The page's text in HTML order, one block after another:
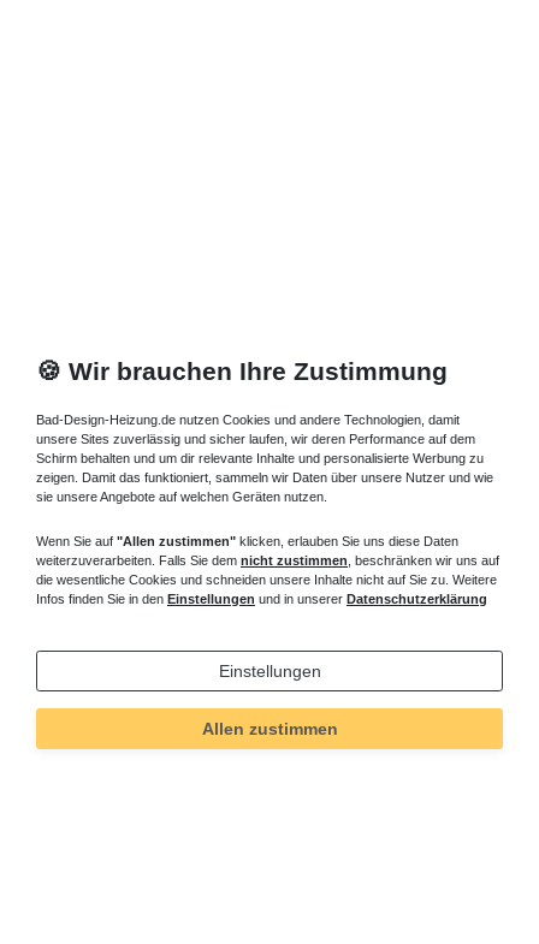
🍪 Wir brauchen Ihre Zustimmung
Bad-Design-Heizung.de nutzen Cookies und andere Technologien, damit
unsere Sites zuverlässig und sicher laufen, wir deren Performance auf dem
Schirm behalten und um dir relevante Inhalte und personalisierte Werbung zu
zeigen. Damit das funktioniert, sammeln wir Daten über unsere Nutzer und wie
sie unsere Angebote auf welchen Geräten nutzen.
Wenn Sie auf "Allen zustimmen" klicken, erlauben Sie uns diese Daten
weiterzuverarbeiten. Falls Sie dem nicht zustimmen , beschränken wir uns auf
die wesentliche Cookies und schneiden unsere Inhalte nicht auf Sie zu. Weitere
Infos finden Sie in den Einstellungen und in unserer Datenschutzerklärung
Einstellungen
Allen zustimmen